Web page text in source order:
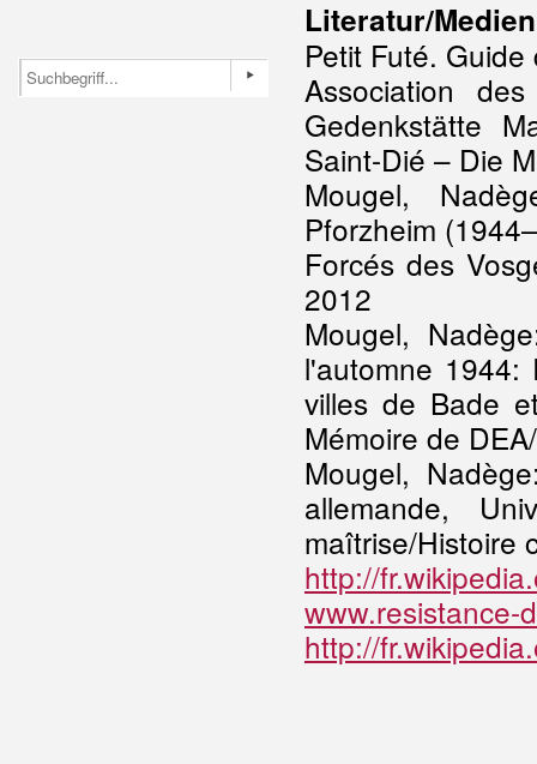
Literatur/Medien
Petit Futé.
Association
Gedenkstätte
Saint-Dié – Die
Mougel,
Pforzheim
Forcés des
2012
Mougel,
l'automne 1944:
villes de Bade
Mémoire de
Mougel,
allemande,
maîtrise/Histoire
http://
www.resistance-
http://